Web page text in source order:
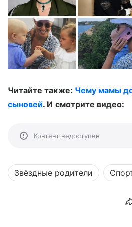
Читайте также: Чему мамы
сыновей. И смотрите видео:
Контент недоступен
Звёздные родители